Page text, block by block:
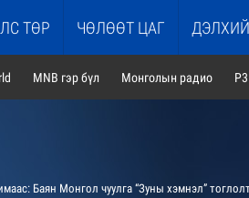
ТӨР ЧӨЛӨӨТ ЦАГ
MNB гэр бүл Монголын радио
Баян Монгол чуулга “Зуны хэмнэл”